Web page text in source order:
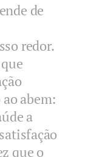
de
redor.
abem:
a
que o